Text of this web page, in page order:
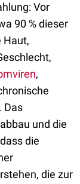
Vor
90 % dieser
Haut,
,
Das
und die
die
die zur